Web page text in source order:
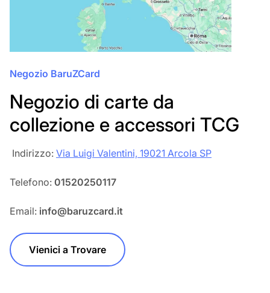
Negozio BaruZCard
Negozio di carte da
collezione e accessori TCG
‎‎ Indirizzo: Via Luigi Valentini, 19021 Arcola SP
Telefono: 01520250117
Email: info@baruzcard.it
Vienici a Trovare